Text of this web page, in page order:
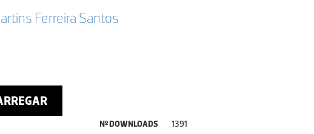
Ferreira Santos
Nº DOWNLOADS 1391